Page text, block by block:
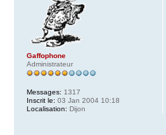
Gaffophone
Administrateur
Messages: 1317
Inscrit le: 03 Jan 2004 10:18
Localisation: Dijon